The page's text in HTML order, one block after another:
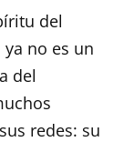
del
no es un
del
redes: su